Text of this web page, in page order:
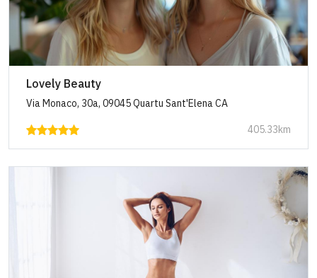
Lovely Beauty
Via Monaco, 30a, 09045 Quartu Sant'Elena CA
405.33km